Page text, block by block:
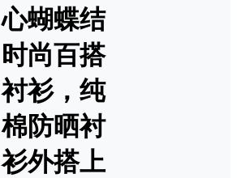
心蝴蝶结
时尚百搭
衬衫，纯
棉防晒衬
衫外搭上